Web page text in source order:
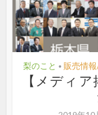
梨のこと • 販売情
【メディ